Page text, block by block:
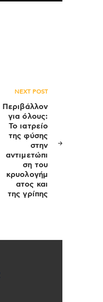
NEXT POST
Περιβάλλον
για όλους:
Το ιατρείο
της φύσης
στην
αντιμετώπι
ση του
κρυολογήμ
ατος και
της γρίπης